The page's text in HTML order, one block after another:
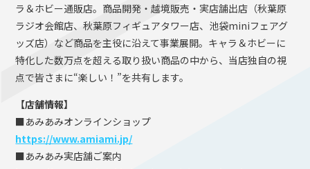
ラ＆ホビー通販店。商品開発・越境販売・実店舗出店（秋葉原
ラジオ会館店、秋葉原フィギュアタワー店、池袋miniフェアグ
ッズ店）など商品を主役に沿えて事業展開。キャラ＆ホビーに
特化した数万点を超える取り扱い商品の中から、当店独自の視
点で皆さまに“楽しい！”を共有します。
【店舗情報】
■あみあみオンラインショップ
https://www.amiami.jp/
■あみあみ実店舗ご案内